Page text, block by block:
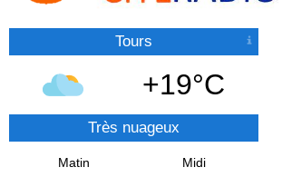
Tours
+19°C
Très nuageux
Matin Midi